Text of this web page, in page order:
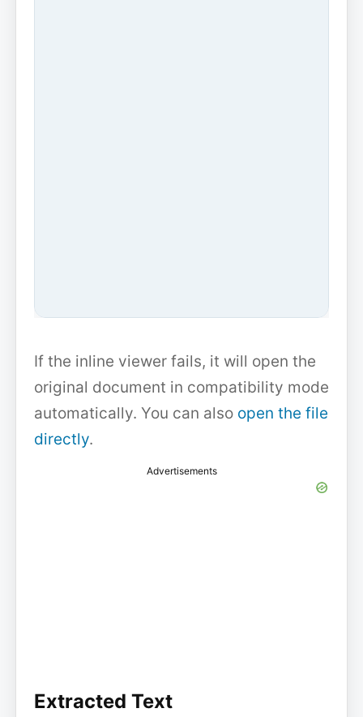
If the inline viewer fails, it will open the
original document in compatibility mode
automatically. You can also open the file
directly.
Advertisements
Extracted Text